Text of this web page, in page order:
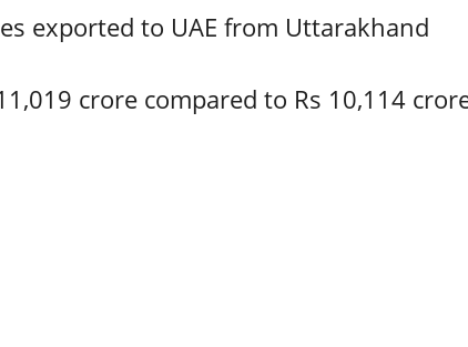
exported to UAE from Uttarakhand
crore compared to Rs 10,114